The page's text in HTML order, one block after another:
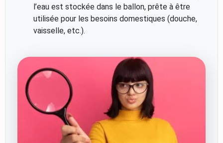
l’eau est stockée dans le ballon, prête à être
utilisée pour les besoins domestiques (douche,
vaisselle, etc.).